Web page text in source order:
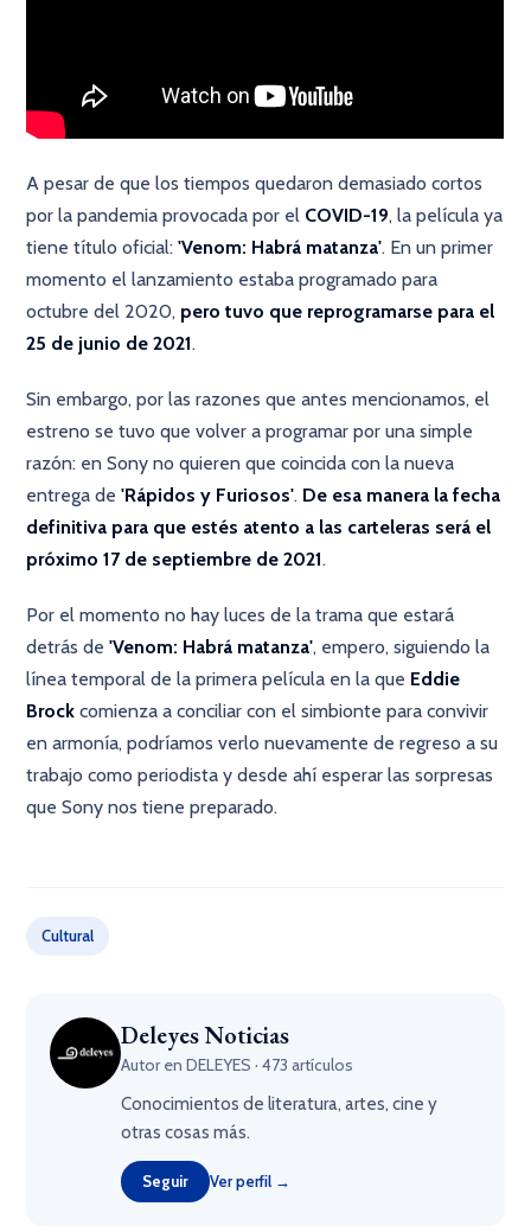
A pesar de que los tiempos quedaron demasiado cortos
por la pandemia provocada por el COVID-19, la película ya
tiene título oficial:'Venom: Habrá matanza'. En un primer
momento el lanzamiento estaba programado para
octubre del 2020, pero tuvo que reprogramarse para el
25 de junio de 2021.
Sin embargo, por las razones que antes mencionamos, el
estreno se tuvo que volver a programar por una simple
razón: en Sony no quieren que coincida con la nueva
entrega de 'Rápidos y Furiosos'. De esa manera la fecha
definitiva para que estés atento a las carteleras será el
próximo 17 de septiembre de 2021.
Por el momento no hay luces de la trama que estará
detrás de'Venom: Habrá matanza', empero, siguiendo la
línea temporal de la primera película en la que Eddie
Brock comienza a conciliar con el simbionte para convivir
en armonía, podríamos verlo nuevamente de regreso a su
trabajo como periodista y desde ahí esperar las sorpresas
que Sony nos tiene preparado.
Cultural
Deleyes Noticias
Autor en DELEYES · 473 artículos
Conocimientos de literatura, artes, cine y
otras cosas más.
Seguir Ver perfil →